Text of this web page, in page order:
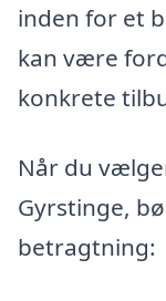
inden for et
kan være
konkrete
Når du
Gyrstinge,
betragtning: